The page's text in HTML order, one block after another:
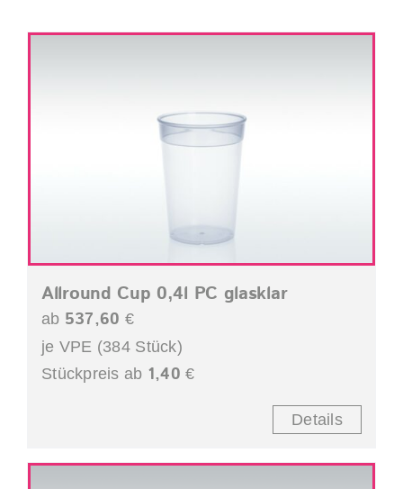
Allround Cup 0,4l PC glasklar
ab 537,60 €
je VPE (384 Stück)
Stückpreis ab 1,40 €
Details